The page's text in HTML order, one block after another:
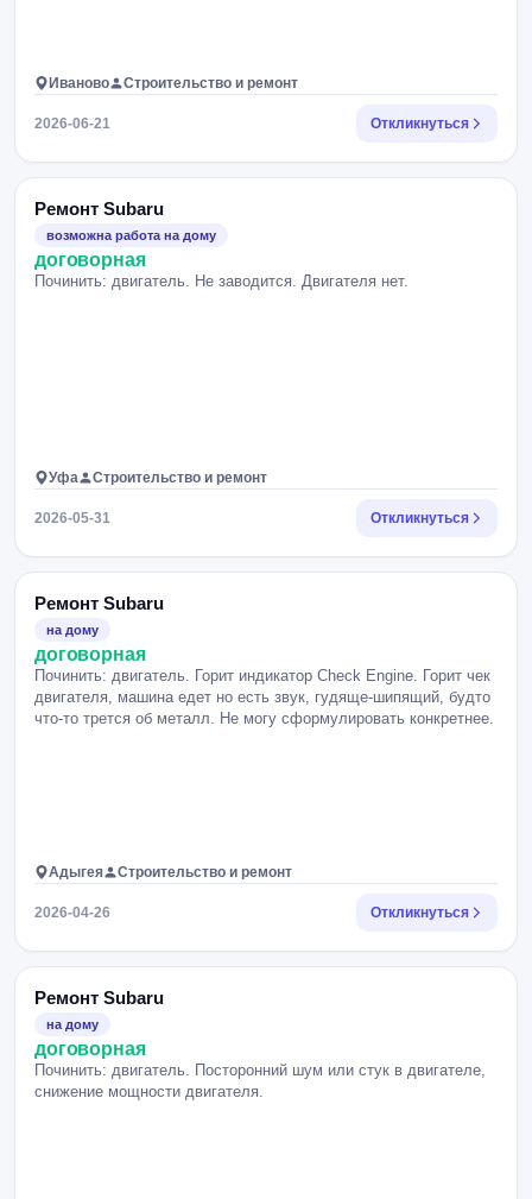
Иваново Строительство и ремонт
2026-06-21 Откликнуться
Ремонт Subaru
возможна работа на дому
договорная
Починить: двигатель. Не заводится. Двигателя нет.
Уфа Строительство и ремонт
2026-05-31 Откликнуться
Ремонт Subaru
на дому
договорная
Починить: двигатель. Горит индикатор Check Engine. Горит чек
двигателя, машина едет но есть звук, гудяще-шипящий, будто
что-то трется об металл. Не могу сформулировать конкретнее.
Адыгея Строительство и ремонт
2026-04-26 Откликнуться
Ремонт Subaru
на дому
договорная
Починить: двигатель. Посторонний шум или стук в двигателе,
снижение мощности двигателя.